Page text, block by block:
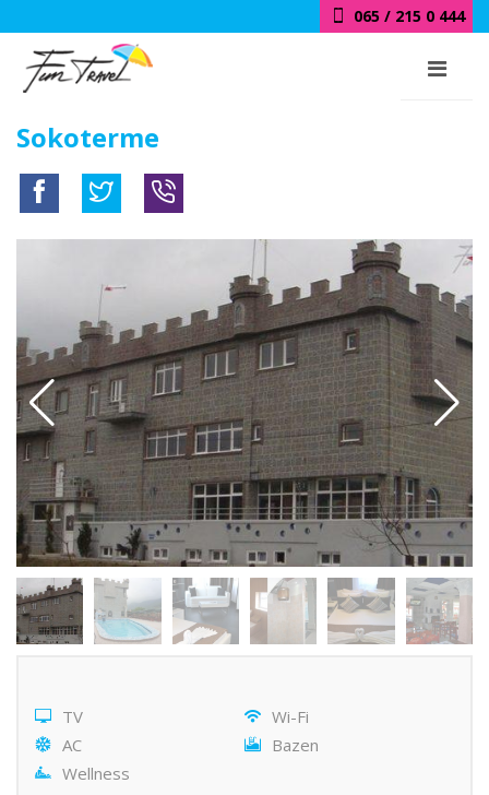
065 / 215 0 444
Sokoterme
TV
Wi-Fi
AC
Bazen
Wellness